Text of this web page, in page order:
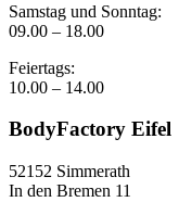
Samstag und Sonntag:
09.00 – 18.00
Feiertags:
10.00 – 14.00
BodyFactory Eifel
52152 Simmerath
In den Bremen 11